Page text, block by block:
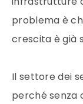
problema è
crescita è già
Il settore dei
perché senza